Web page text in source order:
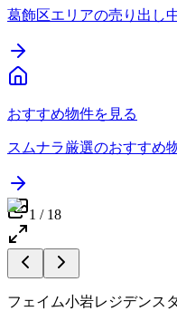
葛飾区エリアの売り出し
おすすめ物件を見る
スムナラ厳選のおすすめ
1 / 18
フェイム小岩レジデンス